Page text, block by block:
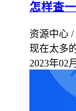
怎样查
资源中心
现在太多
2023年02